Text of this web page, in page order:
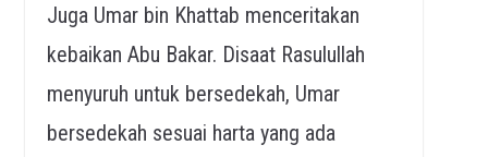
Juga Umar bin Khattab menceritakan
kebaikan Abu Bakar. Disaat Rasulullah
menyuruh untuk bersedekah, Umar
bersedekah sesuai harta yang ada